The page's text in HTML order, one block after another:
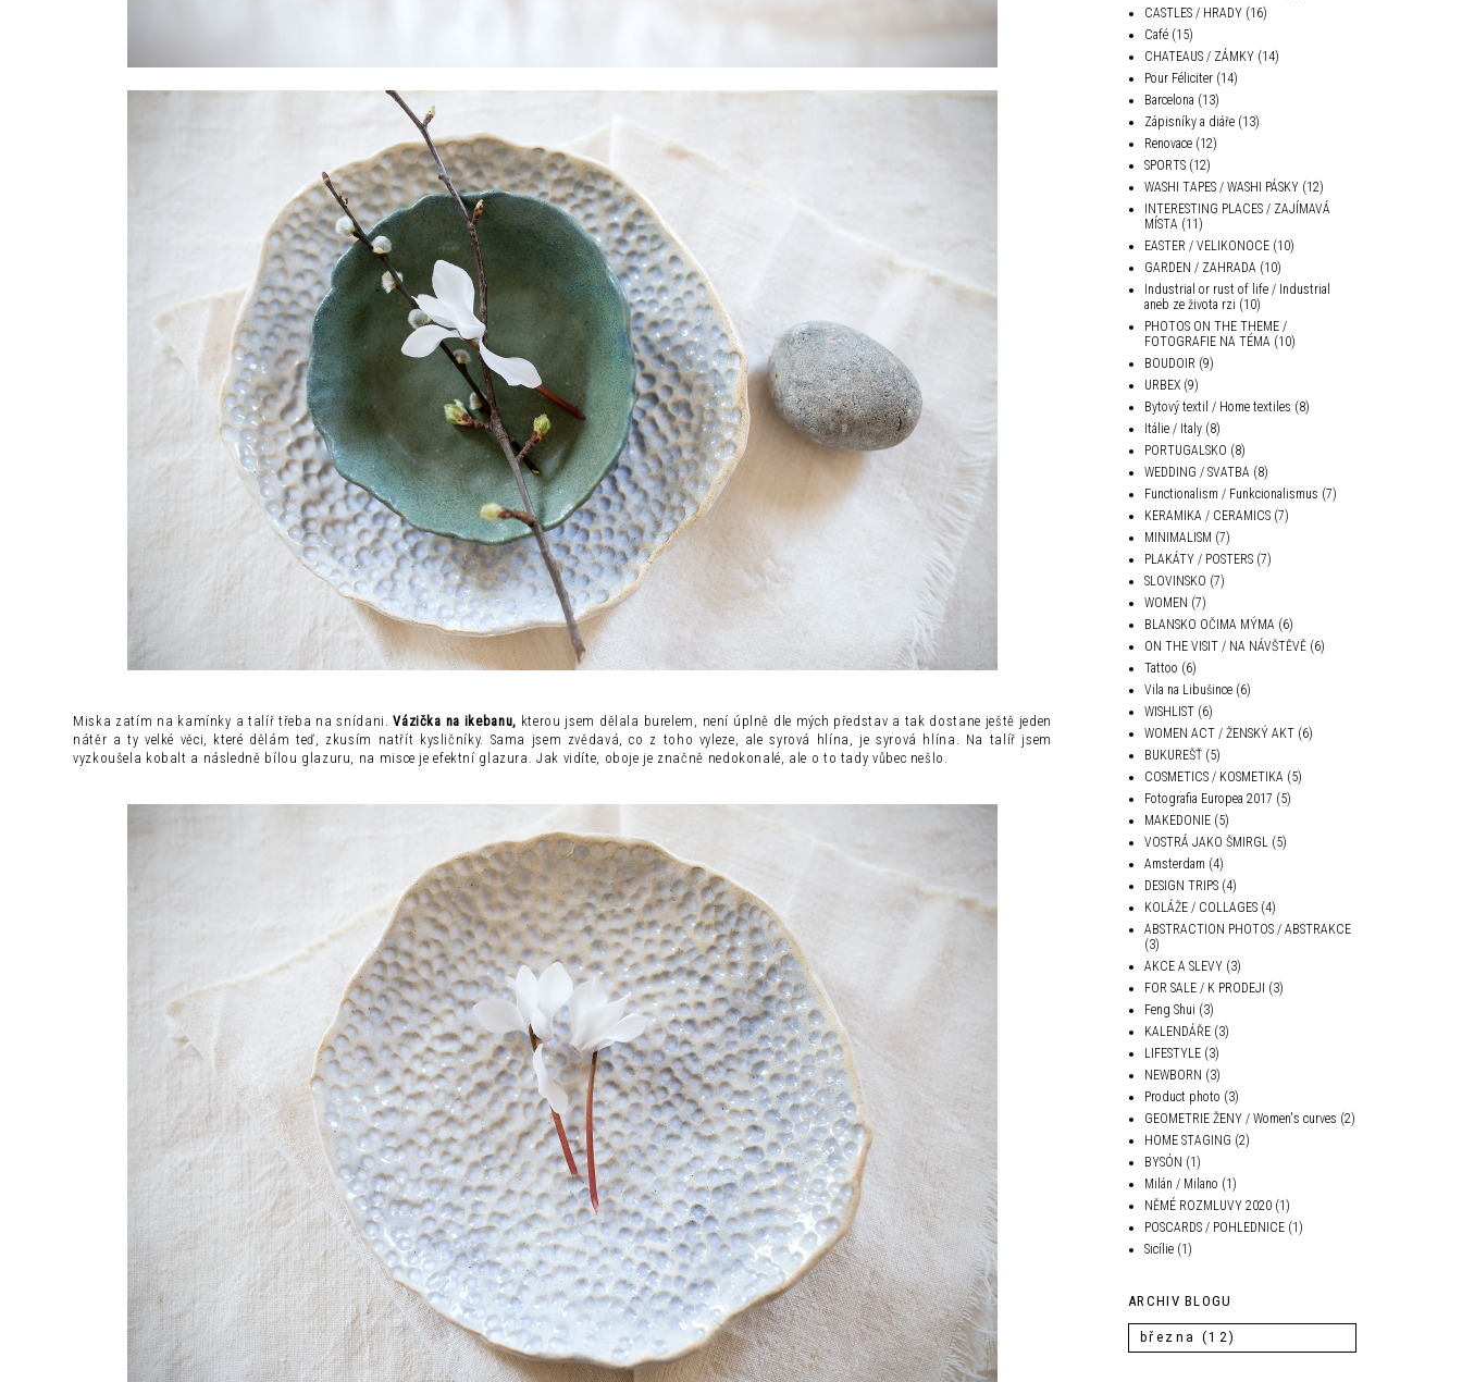
Miska zatím na kamínky a talíř třeba na snídani.Vázička na ikebanu, kterou jsem dělala burelem, není úplně dle mých představ a tak dostane ještě jeden
nátěr a ty velké věci, které dělám teď, zkusím natřít kysličníky. Sama jsem zvědavá, co z toho vyleze, ale syrová hlína, je syrová hlína. Na talíř jsem
vyzkoušela kobalt a následně bílou glazuru, na misce je efektní glazura. Jak vidíte, oboje je značně nedokonalé, ale o to tady vůbec nešlo.
CASTLES / HRADY (16)
Café (15)
CHATEAUS / ZÁMKY (14)
Pour Féliciter (14)
Barcelona (13)
Zápisníky a diáře (13)
Renovace (12)
SPORTS (12)
WASHI TAPES / WASHI PÁSKY (12)
INTERESTING PLACES / ZAJÍMAVÁ
MÍSTA (11)
EASTER / VELIKONOCE (10)
GARDEN / ZAHRADA (10)
Industrial or rust of life / Industrial
aneb ze života rzi (10)
PHOTOS ON THE THEME /
FOTOGRAFIE NA TÉMA (10)
BOUDOIR (9)
URBEX (9)
Bytový textil / Home textiles (8)
Itálie / Italy (8)
PORTUGALSKO (8)
WEDDING / SVATBA (8)
Functionalism / Funkcionalismus (7)
KERAMIKA / CERAMICS (7)
MINIMALISM (7)
PLAKÁTY / POSTERS (7)
SLOVINSKO (7)
WOMEN (7)
BLANSKO OČIMA MÝMA (6)
ON THE VISIT / NA NÁVŠTĚVĚ (6)
Tattoo (6)
Vila na Libušince (6)
WISHLIST (6)
WOMEN ACT / ŽENSKÝ AKT (6)
BUKUREŠŤ (5)
COSMETICS / KOSMETIKA (5)
Fotografia Europea 2017 (5)
MAKEDONIE (5)
VOSTRÁ JAKO ŠMIRGL (5)
Amsterdam (4)
DESIGN TRIPS (4)
KOLÁŽE / COLLAGES (4)
ABSTRACTION PHOTOS / ABSTRAKCE
(3)
AKCE A SLEVY (3)
FOR SALE / K PRODEJI (3)
Feng Shui (3)
KALENDÁŘE (3)
LIFESTYLE (3)
NEWBORN (3)
Product photo (3)
GEOMETRIE ŽENY / Women's curves (2)
HOME STAGING (2)
BYSÓN (1)
Milán / Milano (1)
NĚMÉ ROZMLUVY 2020 (1)
POSCARDS / POHLEDNICE (1)
Sicílie (1)
ARCHIV BLOGU